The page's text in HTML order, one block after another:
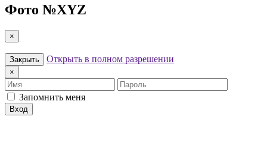
Фото №XYZ
×
Закрыть Открыть в полном разрешении
×
Имя
Пароль
Запомнить меня
Вход